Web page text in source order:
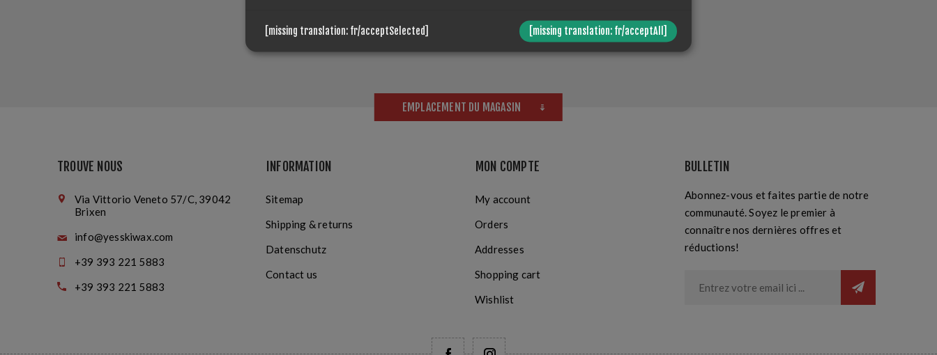
EMPLACEMENT DU MAGASIN
TROUVE NOUS
Via Vittorio Veneto 57/C, 39042
Brixen
info@yesskiwax.com
+39 393 221 5883
+39 393 221 5883
INFORMATION
Sitemap
Shipping & returns
Datenschutz
Contact us
MON COMPTE
My account
Orders
Addresses
Shopping cart
Wishlist
BULLETIN
Abonnez-vous et faites partie de notre
communauté. Soyez le premier à
connaître nos dernières offres et
réductions!
[missing translation: fr/acceptSelected] [missing translation: fr/acceptAll]